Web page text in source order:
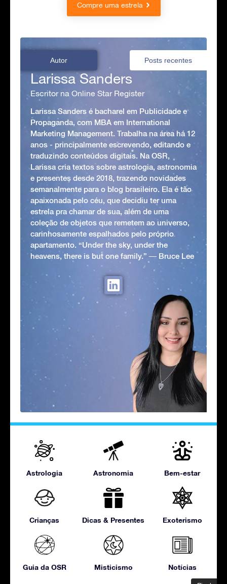
Compre uma estrela
Autor Posts recentes
Larissa Sanders
Escritor na Online Star Register
Larissa Sanders é bacharel em Publicidade e
Propaganda, com MBA em International
Marketing Management. Trabalha na área há 12
anos - principalmente escrevendo, editando e
traduzindo conteúdos digitais. Na OSR,
Larissa cria textos sobre astrologia, astronomia
e presentes desde 2018, trazendo novidades
semanalmente para o blog brasileiro. Ela é tão
apaixonada pelo céu, que decidiu ter uma
estrela pra chamar de sua, além de uma
coleção de objetos que remetem ao universo,
carinhosamente espalhados pelo próprio
apartamento. “Under the sky, under the
heavens, there is but one family.” ― Bruce Lee
Astrologia Astronomia Bem-estar
Crianças Dicas & Presentes Exoterismo
Guia da OSR Misticismo Notícias